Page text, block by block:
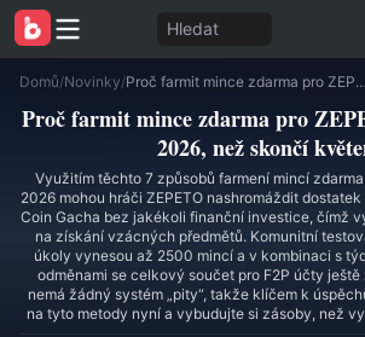
Hledat
Domů/Novinky/ Proč farmit mince zdarma pro ZEPETO Coin Gacha 2026, než skončí květen?
Proč farmit mince zdarma pro
2026, než skončí
Využitím těchto 7 způsobů farmení mincí
2026 mohou hráči ZEPETO nashromáždit
Coin Gacha bez jakékoli finanční investice, čímž
na získání vzácných předmětů. Komunitní
úkoly vynesou až 2500 mincí a v kombinaci s
odměnami se celkový součet pro F2P účty
nemá žádný systém „pity“, takže klíčem k
na tyto metody nyní a vybudujte si zásoby, než